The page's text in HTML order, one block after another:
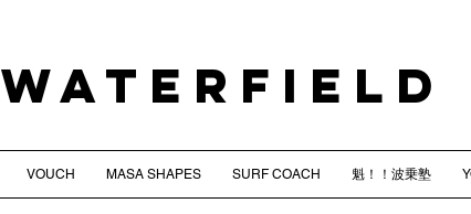
WATERFIELD
VOUCH MASA SHAPES SURF COACH 魁！！波乗塾